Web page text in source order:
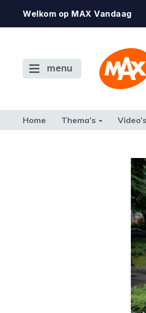
Welkom op MAX Vandaag
menu
Home Thema’s Video’s